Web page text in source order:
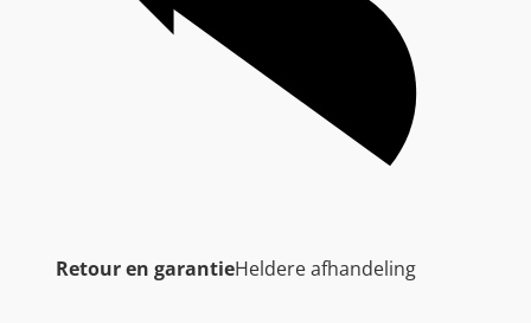
Retour en garantieHeldere afhandeling